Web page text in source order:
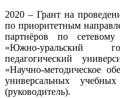
2020 – Грант на
по приоритетным
партнёров по
«Южно-уральский
педагогический
«Научно-методическое
универсальных
(руководитель).